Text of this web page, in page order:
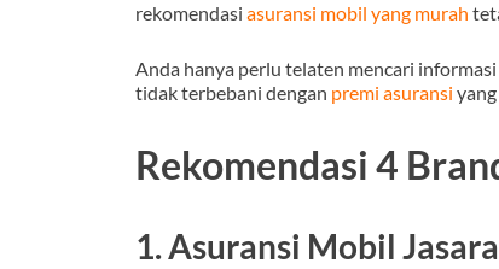
rekomendasi asuransi mobil yang murah
Anda hanya perlu telaten mencari
tidak terbebani dengan premi asuransi
Rekomendasi 4
1. Asuransi Mobil